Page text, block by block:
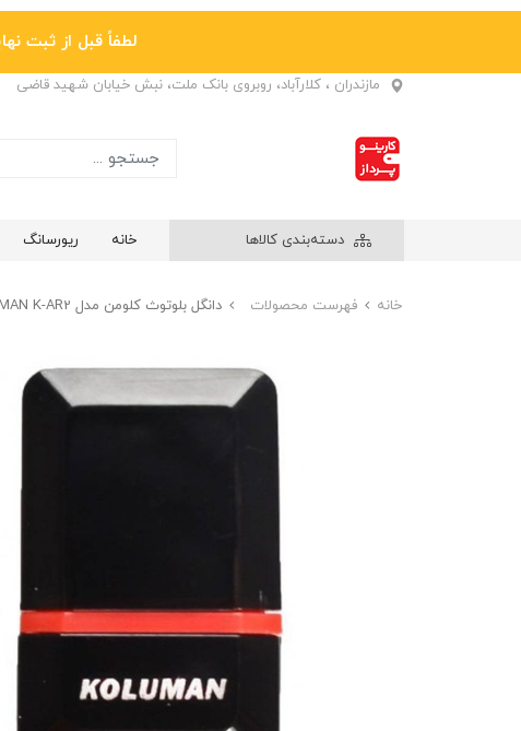
لطفاً قبل از ثبت نهایی،
مازندران ، کلارآباد، روبروی بانک ملت، نبش خیابان شهید قاضی
دسته‌بندی کالاها خانه ریورسانگ
خانه فهرست محصولات دانگل بلوتوث کلومن مدل KOLUMAN K-AR2 مناسب ضبط